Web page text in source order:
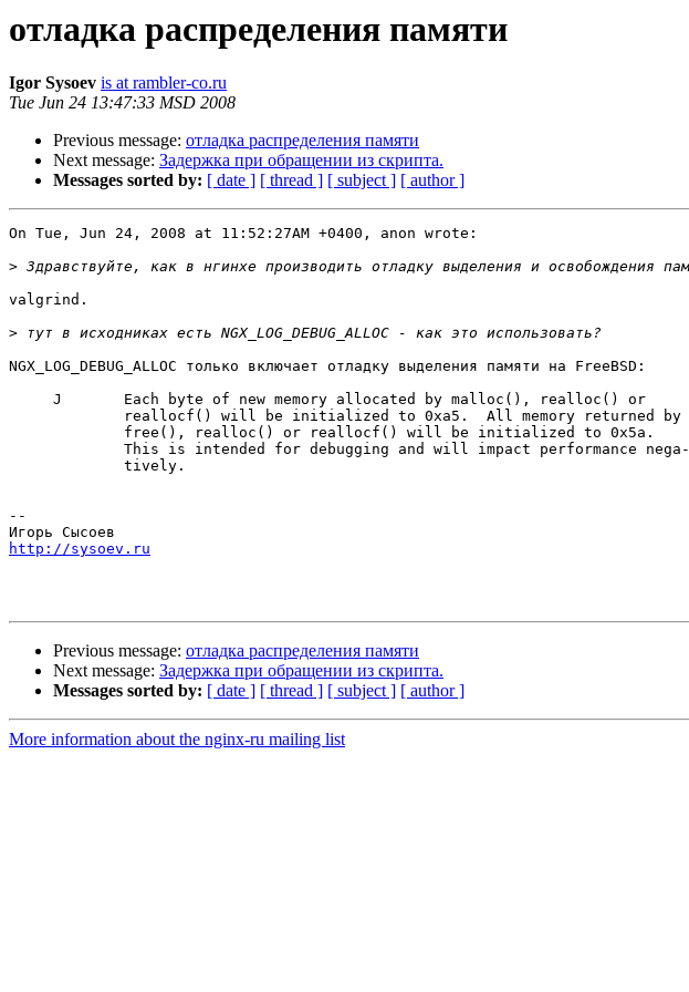
отладка распределения памяти
Igor Sysoev is at rambler-co.ru
Tue Jun 24 13:47:33 MSD 2008
Previous message: отладка распределения памяти
Next message: Задержка при обращении из скрипта.
Messages sorted by: [ date ] [ thread ] [ subject ] [ author ]
On Tue, Jun 24, 2008 at 11:52:27AM +0400, anon wrote:
>
valgrind.
>
NGX_LOG_DEBUG_ALLOC только включает отладку выделения памяти на FreeBSD:
     J       Each byte of new memory allocated by malloc(), realloc() or
             reallocf() will be initialized to 0xa5.  All memory returned by
             free(), realloc() or reallocf() will be initialized to 0x5a.
             This is intended for debugging and will impact performance nega-
             tively.
--
http://sysoev.ru
Previous message: отладка распределения памяти
Next message: Задержка при обращении из скрипта.
Messages sorted by: [ date ] [ thread ] [ subject ] [ author ]
More information about the nginx-ru mailing list